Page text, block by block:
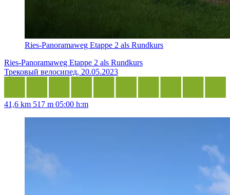
Ries-Panoramaweg Etappe 2 als Rundkurs
Ries-Panoramaweg Etappe 2 als Rundkurs
Трековый велосипед, 20.05.2023
41,6 km 517 m 05:00 h:m